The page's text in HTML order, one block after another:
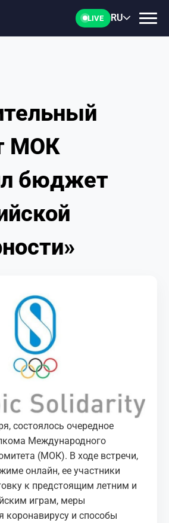
LIVE RU
МОК
бюджет
состоялось очередное
Международного
(МОК). В ходе встречи,
онлайн, ее участники
к предстоящим летним и
играм, меры
коронавирусу и способы